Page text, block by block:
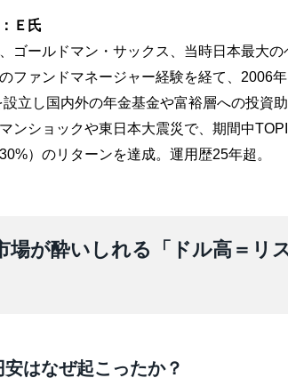
Ｅ氏
ゴールドマン・サックス、当時日本最大
ファンドマネージャー経験を経て、2006
設立し国内外の年金基金や富裕層への投資
ンショックや東日本大震災で、期間中
）のリターンを達成。運用歴25年超。
場が酔いしれる「ドル高＝リ
はなぜ起こったか？